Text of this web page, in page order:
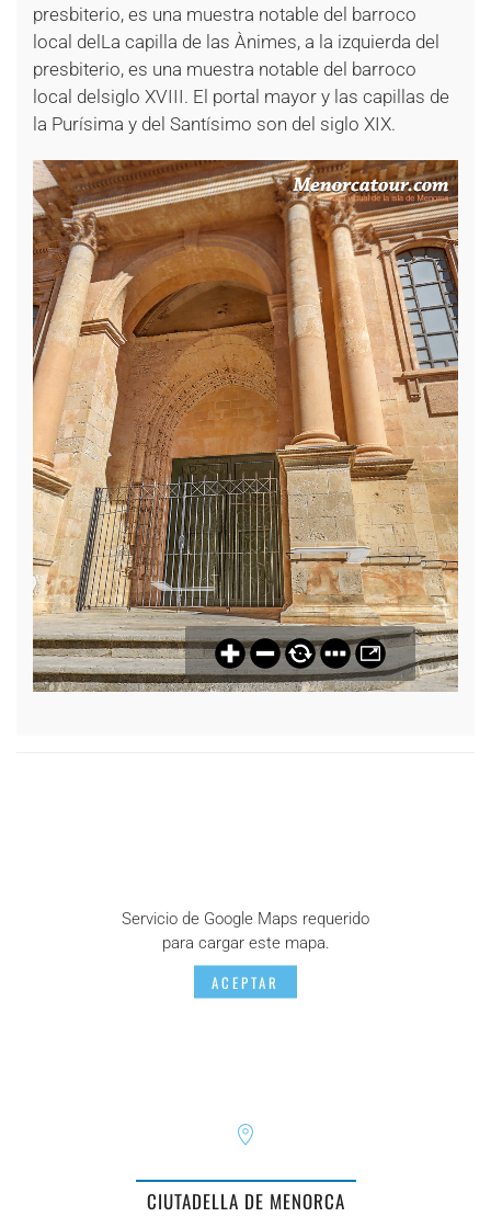
presbiterio, es una muestra notable del barroco
local delLa capilla de las Ànimes, a la izquierda del
presbiterio, es una muestra notable del barroco
local delsiglo XVIII. El portal mayor y las capillas de
la Purísima y del Santísimo son del siglo XIX.
Servicio de Google Maps requerido
para cargar este mapa.
ACEPTAR
CIUTADELLA DE MENORCA